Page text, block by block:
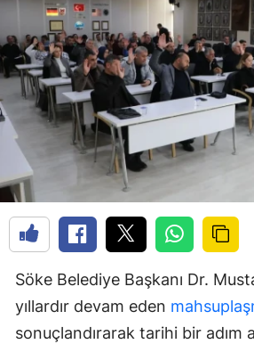
Söke Belediye Başkanı Dr.
yıllardır devam eden
sonuçlandırarak tarihi bir adım